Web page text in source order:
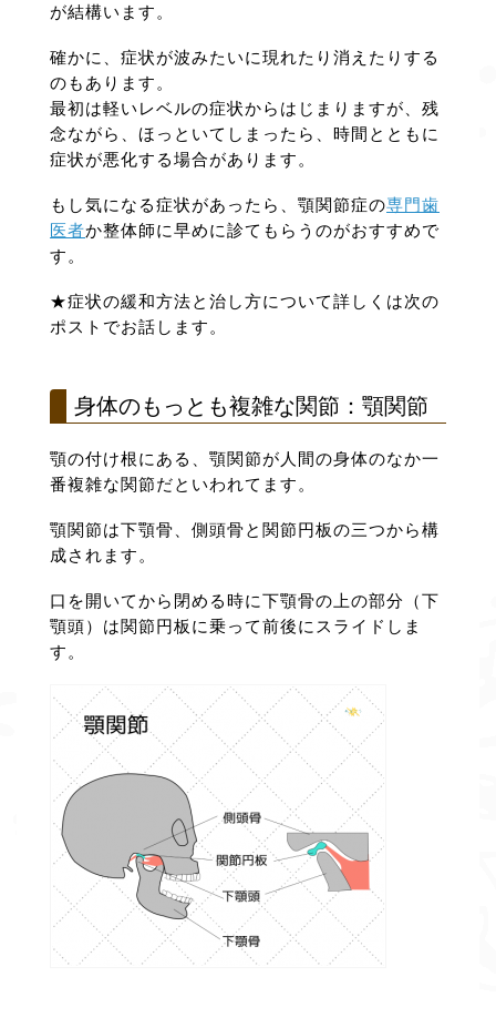
が結構います。
確かに、症状が波みたいに現れたり消えたりする
のもあります。
最初は軽いレベルの症状からはじまりますが、残
念ながら、ほっといてしまったら、時間とともに
症状が悪化する場合があります。
もし気になる症状があったら、顎関節症の専門歯
医者か整体師に早めに診てもらうのがおすすめで
す。
★症状の緩和方法と治し方について詳しくは次の
ポストでお話します。
身体のもっとも複雑な関節：顎関節
顎の付け根にある、顎関節が人間の身体のなか一
番複雑な関節だといわれてます。
顎関節は下顎骨、側頭骨と関節円板の三つから構
成されます。
口を開いてから閉める時に下顎骨の上の部分（下
顎頭）は関節円板に乗って前後にスライドしま
す。